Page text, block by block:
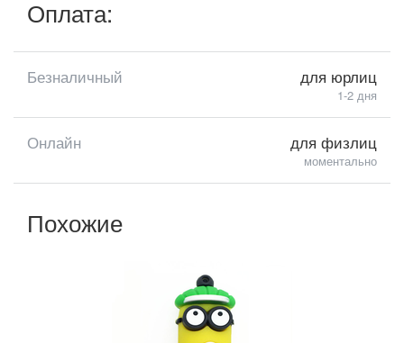
Оплата:
Безналичный для юрлиц
1-2 дня
Онлайн для физлиц
моментально
Похожие